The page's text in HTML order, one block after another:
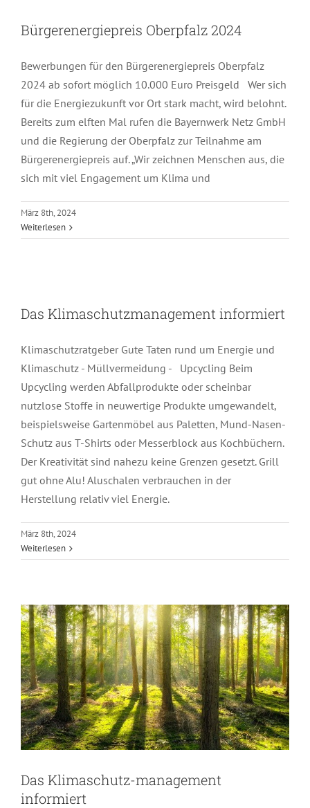
Bürgerenergiepreis Oberpfalz 2024
Bewerbungen für den Bürgerenergiepreis Oberpfalz
2024 ab sofort möglich 10.000 Euro Preisgeld Wer sich
für die Energiezukunft vor Ort stark macht, wird belohnt.
Bereits zum elften Mal rufen die Bayernwerk Netz GmbH
und die Regierung der Oberpfalz zur Teilnahme am
Bürgerenergiepreis auf. „Wir zeichnen Menschen aus, die
sich mit viel Engagement um Klima und
März 8th, 2024
Weiterlesen
Das Klimaschutzmanagement informiert
Klimaschutzratgeber Gute Taten rund um Energie und
Klimaschutz - Müllvermeidung - Upcycling Beim
Upcycling werden Abfallprodukte oder scheinbar
nutzlose Stoffe in neuwertige Produkte umgewandelt,
beispielsweise Gartenmöbel aus Paletten, Mund-Nasen-
Schutz aus T-Shirts oder Messerblock aus Kochbüchern.
Der Kreativität sind nahezu keine Grenzen gesetzt. Grill
gut ohne Alu! Aluschalen verbrauchen in der
Herstellung relativ viel Energie.
März 8th, 2024
Weiterlesen
Das Klimaschutz-management
Das Klimaschutz-management
informiert